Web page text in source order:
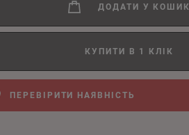
ДОДАТИ У КОШИК
КУПИТИ В 1 КЛІК
ПЕРЕВІРИТИ НАЯВНІСТЬ